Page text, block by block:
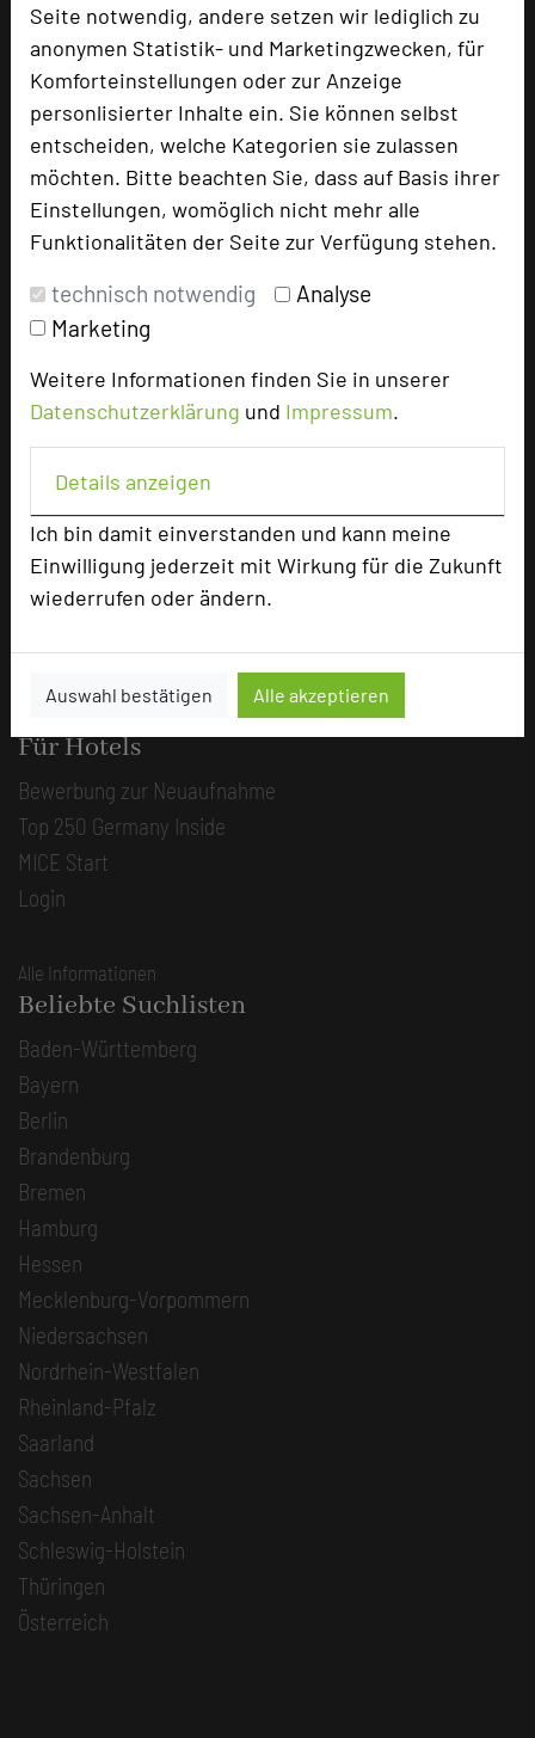
Seite notwendig, andere setzen wir lediglich zu
anonymen Statistik- und Marketingzwecken, für
Komforteinstellungen oder zur Anzeige
personlisierter Inhalte ein. Sie können selbst
entscheiden, welche Kategorien sie zulassen
möchten. Bitte beachten Sie, dass auf Basis ihrer
Einstellungen, womöglich nicht mehr alle
Funktionalitäten der Seite zur Verfügung stehen.
technisch notwendig
Analyse
Marketing
Weitere Informationen finden Sie in unserer
Datenschutzerklärung und Impressum.
Details anzeigen
Ich bin damit einverstanden und kann meine
Einwilligung jederzeit mit Wirkung für die Zukunft
wiederrufen oder ändern.
Auswahl bestätigen Alle akzeptieren
Hotel empfehlen
Bestes Tagungshotel 2026
Top Tagungshotelier
Branchentreff
TOP 250 Hall of Fame
Bilder der Preisverleihung
Beliebte Suchlisten
Profisuche
Seminar
Konferenz
Klausur
Event
Kreativformate
Ansprechpartner
Für Hotels
Bewerbung zur Neuaufnahme
Top 250 Germany Inside
MICE Start
Login
Alle Informationen
Beliebte Suchlisten
Baden-Württemberg
Bayern
Berlin
Brandenburg
Bremen
Hamburg
Hessen
Mecklenburg-Vorpommern
Niedersachsen
Nordrhein-Westfalen
Rheinland-Pfalz
Saarland
Sachsen
Sachsen-Anhalt
Schleswig-Holstein
Thüringen
Österreich